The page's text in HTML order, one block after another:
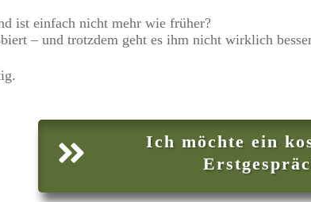
ist einfach nicht mehr wie früher?
– und trotzdem geht es ihm nicht wirklich
Ich möchte ein